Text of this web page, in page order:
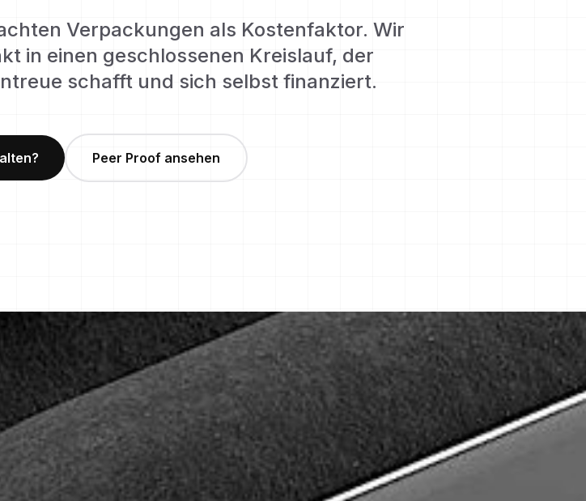
Verpackungen als Kostenfaktor. Wir
in einen geschlossenen Kreislauf, der
schafft und sich selbst finanziert.
Peer Proof ansehen